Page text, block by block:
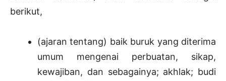
berikut,
(ajaran tentang) baik buruk yang diterima
umum mengenai perbuatan, sikap,
kewajiban, dan sebagainya; akhlak; budi